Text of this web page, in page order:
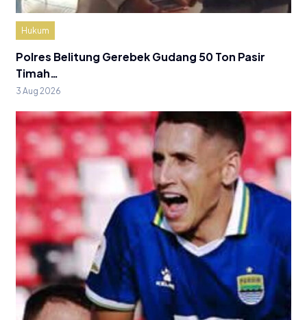
Hukum
Polres Belitung Gerebek Gudang 50 Ton Pasir
Timah…
3 Aug 2026